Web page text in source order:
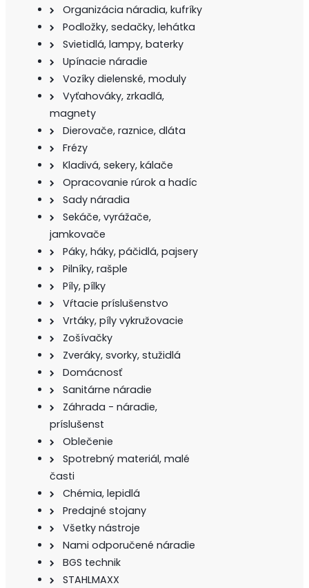
Organizácia náradia, kufríky
Podložky, sedačky, lehátka
Svietidlá, lampy, baterky
Upínacie náradie
Vozíky dielenské, moduly
Vyťahováky, zrkadlá,
magnety
Dierovače, raznice, dláta
Frézy
Kladivá, sekery, kálače
Opracovanie rúrok a hadíc
Sady náradia
Sekáče, vyrážače,
jamkovače
Páky, háky, páčidlá, pajsery
Pilníky, rašple
Píly, pílky
Vŕtacie príslušenstvo
Vrtáky, píly vykružovacie
Zošívačky
Zveráky, svorky, stužidlá
Domácnosť
Sanitárne náradie
Záhrada - náradie,
príslušenst
Oblečenie
Spotrebný materiál, malé
časti
Chémia, lepidlá
Predajné stojany
Všetky nástroje
Nami odporučené náradie
BGS technik
STAHLMAXX